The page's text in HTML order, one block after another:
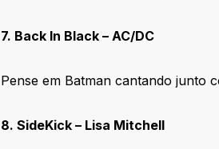
7. Back In Black – AC/DC
Pense em Batman cantando junto
8. SideKick – Lisa Mitchell